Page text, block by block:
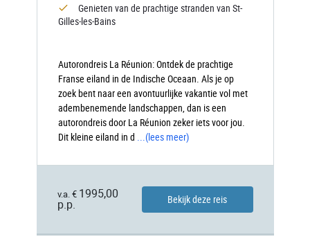
Genieten van de prachtige stranden van St-
Gilles-les-Bains
Autorondreis La Réunion: Ontdek de prachtige
Franse eiland in de Indische Oceaan. Als je op
zoek bent naar een avontuurlijke vakantie vol met
adembenemende landschappen, dan is een
autorondreis door La Réunion zeker iets voor jou.
Dit kleine eiland in d ...(lees meer)
v.a. € 1995,00
p.p.
Bekijk deze reis